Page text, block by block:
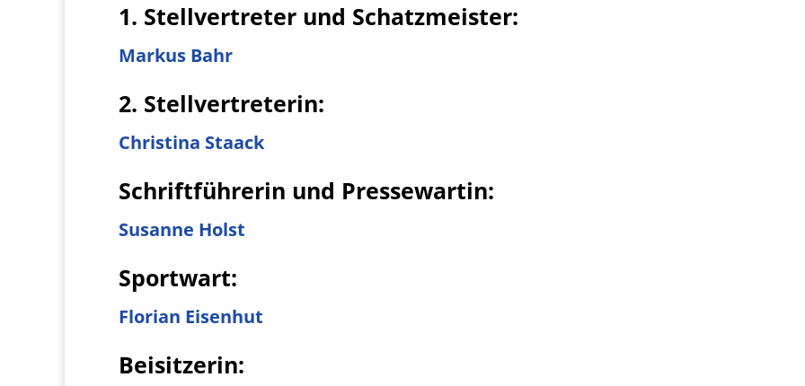
1. Stellvertreter und Schatzmeister:
Markus Bahr
2. Stellvertreterin:
Christina Staack
Schriftführerin und Pressewartin:
Susanne Holst
Sportwart:
Florian Eisenhut
Beisitzerin: